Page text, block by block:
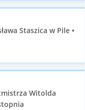
Staszica w Pile •
Witolda